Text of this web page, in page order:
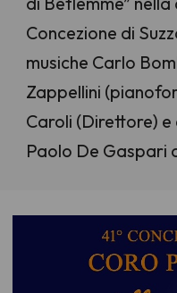
Concezione di
musiche Carlo
Zappellini
Caroli (Direttore)
Paolo De Gaspari